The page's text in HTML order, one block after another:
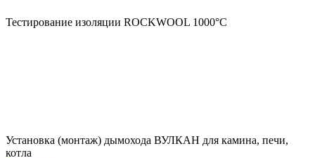
Тестирование изоляции ROCKWOOL 1000°С
Установка (монтаж) дымохода ВУЛКАН для камина, печи,
котла